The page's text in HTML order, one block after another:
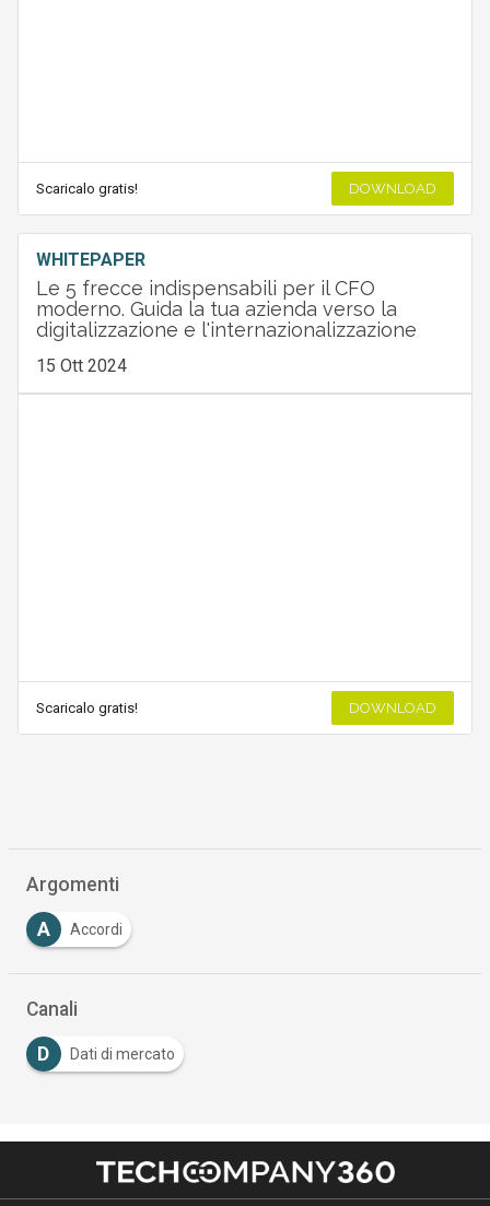
Scaricalo gratis! DOWNLOAD
WHITEPAPER
Le 5 frecce indispensabili per il CFO
moderno. Guida la tua azienda verso la
digitalizzazione e l'internazionalizzazione
15 Ott 2024
Scaricalo gratis! DOWNLOAD
Argomenti
A Accordi
Canali
D Dati di mercato